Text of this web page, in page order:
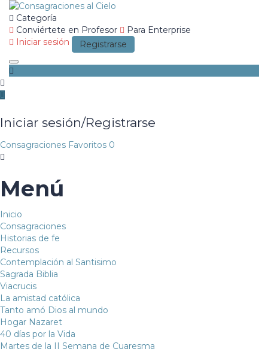
Categoría
Conviértete en Profesor
Para Enterprise
Iniciar sesión
Registrarse
Toggle navigation
Iniciar sesión/Registrarse
Consagraciones Favoritos 0
Menú
Inicio
Consagraciones
Historias de fe
Recursos
Contemplación al Santisimo
Sagrada Biblia
Viacrucis
La amistad católica
Tanto amó Dios al mundo
Hogar Nazaret
40 días por la Vida
Martes de la II Semana de Cuaresma